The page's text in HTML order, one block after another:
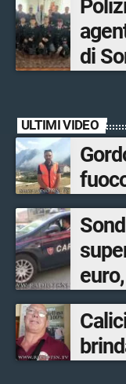
di
ULTIMI VIDEO